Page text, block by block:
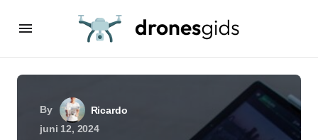
By
Ricardo
juni 12, 2024